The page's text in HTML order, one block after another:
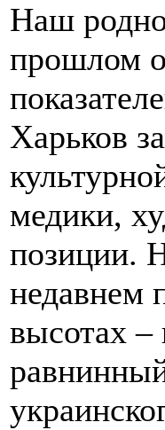
Наш
прошлом
Харьков
медики,
позиции.
недавнем
высотах